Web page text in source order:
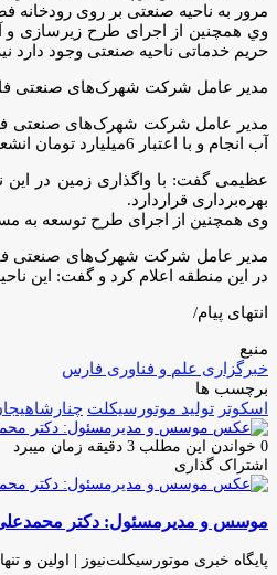
مرور به ناحیه صنعتی بر روی
حریم خدماتی ناحیه صنعتی وجود دارد
مدیر عامل شرکت شهرک‌های صنعتی فارس
مدیر عامل شرکت شهرک‌های صنعتی
آب انجام و با اعتبار 6ميليارد تومان انشعاب آب از آبفا خريداری شد و به زودی طرح اصلاح شبکه داخلی آب نیز انجام می‌شود.
بهره‌برداری قراردارد.
وی همچنین از اجرای طرح توسعه به مساحت 19هکتار خبر داد و گفت:باتوجه به مساحت کم اراضی موجود ناحیه صنعتی،اجرای طرح توسعه بااولویت در
مدیر عامل شرکت شهرک‌های صنعتی
در این منطقه اعلام کرد و گفت: این
انتهای پیام/
منبع
خبرگزاری علم و فناوری فارس
برچسب ها
اسکوتر تولید موتورسیکلت
0 خواندن این مطلب 3 دقیقه زمان میبرد
اشتراک گذاری
فیس
توئیتر
لینکدین
واتس
تلگرام
اشتراک
از
ایمیل
چاپ
موسس و مدیرمسئول: دکتر محمدعلی
پایگاه خبری موتورسیکلت‌نیوز | اولین و